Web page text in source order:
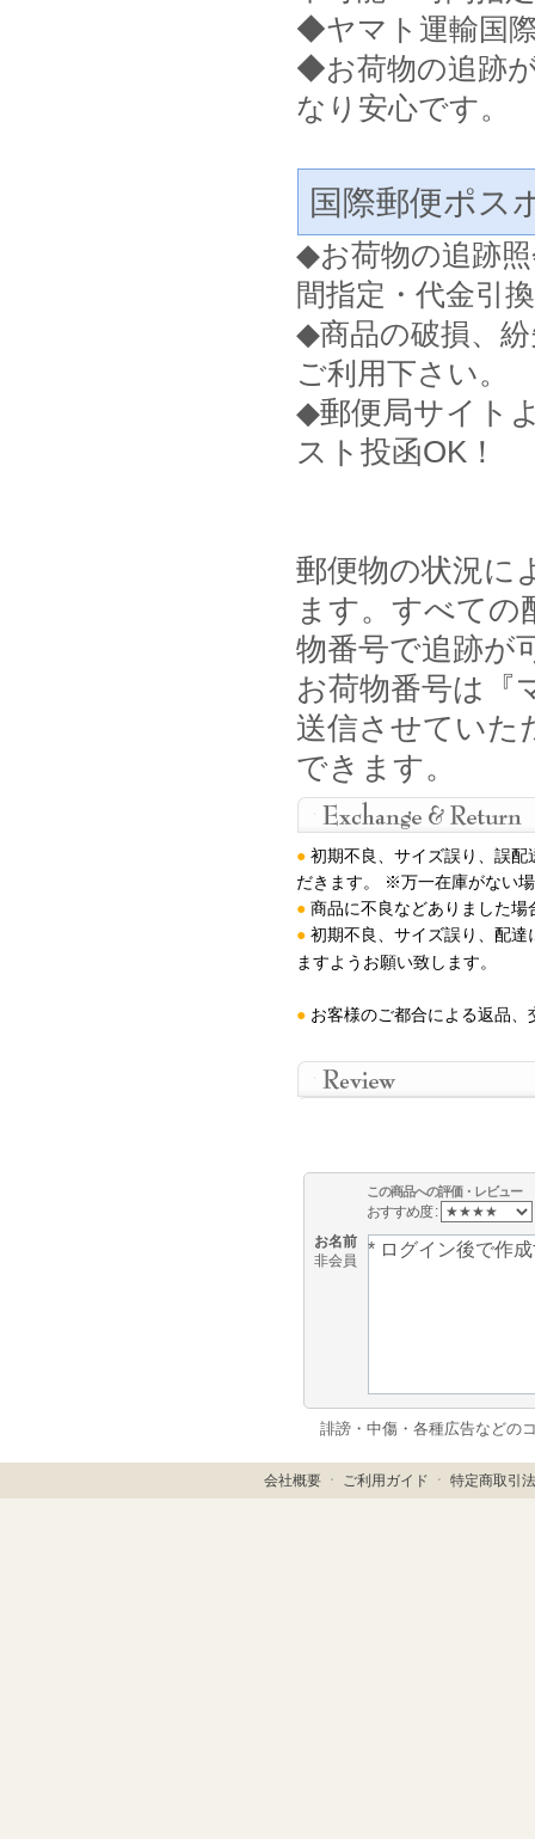
◆ヤマト運輸国
◆お荷物の追跡
なり安心です。
国際郵便ポス
◆お荷物の追跡
間指定・代金引
◆商品の破損、
ご利用下さい。
◆郵便局サイト
スト投函OK！
郵便物の状況に
ます。すべての
物番号で追跡が
お荷物番号は『
送信させていた
できます。
● 初期不良、サイズ誤り、誤
だきます。 ※万一在庫がない
● 商品に不良などありました
● 初期不良、サイズ誤り、配達
ますようお願い致します。
● お客様のご都合による返品
この商品への評価・レビュー
おすすめ度 :
お名前
非会員
誹謗・中傷・各種広告などの
会社概要 ㆍ ご利用ガイド ㆍ特定商取引